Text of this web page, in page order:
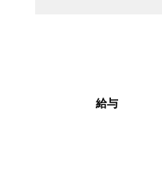
給与